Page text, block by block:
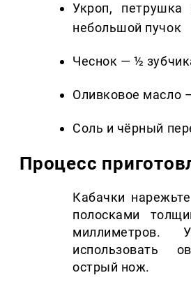
Укроп,
небольшой пучок
Чеснок — ½
Оливковое масло
Соль и чёрный
Процесс
Кабачки
полосками
миллиметров.
использовать
острый нож.